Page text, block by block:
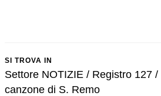
SI TROVA IN
Settore NOTIZIE / Registro 127
canzone di S. Remo